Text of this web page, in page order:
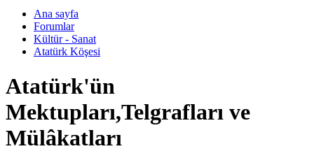
Ana sayfa
Forumlar
Kültür - Sanat
Atatürk Köşesi
Atatürk'ün
Mektupları,Telgrafları ve
Mülâkatları